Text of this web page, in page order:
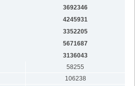
3692346
4245931
3352205
5671687
3136043
58255
106238